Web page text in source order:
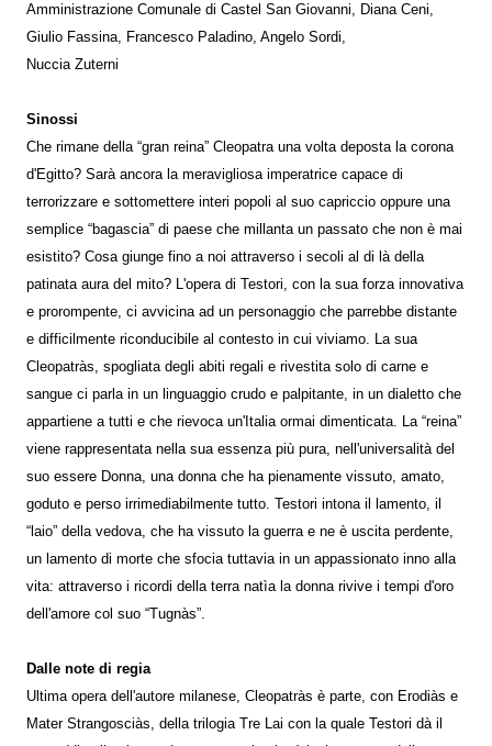
Amministrazione Comunale di Castel San Giovanni, Diana Ceni,
Giulio Fassina, Francesco Paladino, Angelo Sordi,
Nuccia Zuterni
Sinossi
Che rimane della “gran reina” Cleopatra una volta deposta la corona
d'Egitto? Sarà ancora la meravigliosa imperatrice capace di
terrorizzare e sottomettere interi popoli al suo capriccio oppure una
semplice “bagascia” di paese che millanta un passato che non è mai
esistito? Cosa giunge fino a noi attraverso i secoli al di là della
patinata aura del mito? L'opera di Testori, con la sua forza innovativa
e prorompente, ci avvicina ad un personaggio che parrebbe distante
e difficilmente riconducibile al contesto in cui viviamo. La sua
Cleopatràs, spogliata degli abiti regali e rivestita solo di carne e
sangue ci parla in un linguaggio crudo e palpitante, in un dialetto che
appartiene a tutti e che rievoca un'Italia ormai dimenticata. La “reina”
viene rappresentata nella sua essenza più pura, nell'universalità del
suo essere Donna, una donna che ha pienamente vissuto, amato,
goduto e perso irrimediabilmente tutto. Testori intona il lamento, il
“laio” della vedova, che ha vissuto la guerra e ne è uscita perdente,
un lamento di morte che sfocia tuttavia in un appassionato inno alla
vita: attraverso i ricordi della terra natìa la donna rivive i tempi d'oro
dell'amore col suo “Tugnàs”.
Dalle note di regia
Ultima opera dell'autore milanese, Cleopatràs è parte, con Erodiàs e
Mater Strangosciàs, della trilogia Tre Lai con la quale Testori dà il